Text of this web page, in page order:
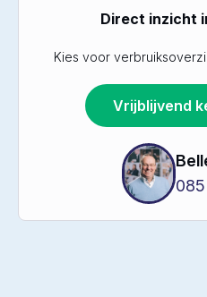
Direct inzicht
Kies voor
Vrijblijvend
085